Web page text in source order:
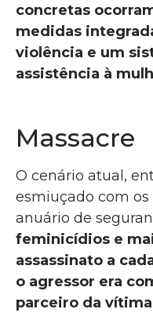
concretas
medidas
violência e um
assistência à
Massacre
O cenário atual,
esmiuçado com
anuário de
feminicídios e
assassinato a
o agressor era
parceiro da